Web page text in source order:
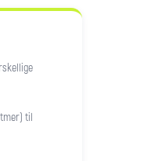
til